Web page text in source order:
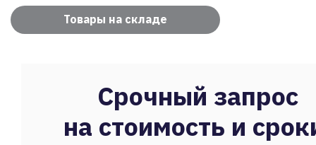
Товары на складе
Срочный запрос
на стоимость и